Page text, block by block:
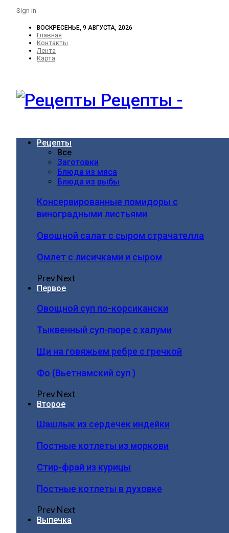
Sign in
ВОСКРЕСЕНЬЕ, 9 АВГУСТА, 2026
Главная
Контакты
Лента
Карта
Рецепты -
Рецепты
Все
Заготовки
Блюда из мяса
Блюда из рыбы
Консервированные помидоры с
виноградными листьями
Овощной салат с сыром страчателла
Омлет с лисичками и сыром
PrevNext
Первое
Овощной суп по-корсикански
Тыквенный суп-пюре с халуми
Щи на говяжьем ребре с гречкой
Фо (Вьетнамский суп )
PrevNext
Второе
Шашлык из сердечек индейки
Постные котлеты из моркови
Стир-фрай из курицы
Постные котлеты в духовке
PrevNext
Выпечка